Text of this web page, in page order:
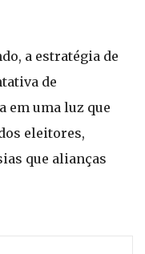
a estratégia de
de
em uma luz que
eleitores,
que alianças